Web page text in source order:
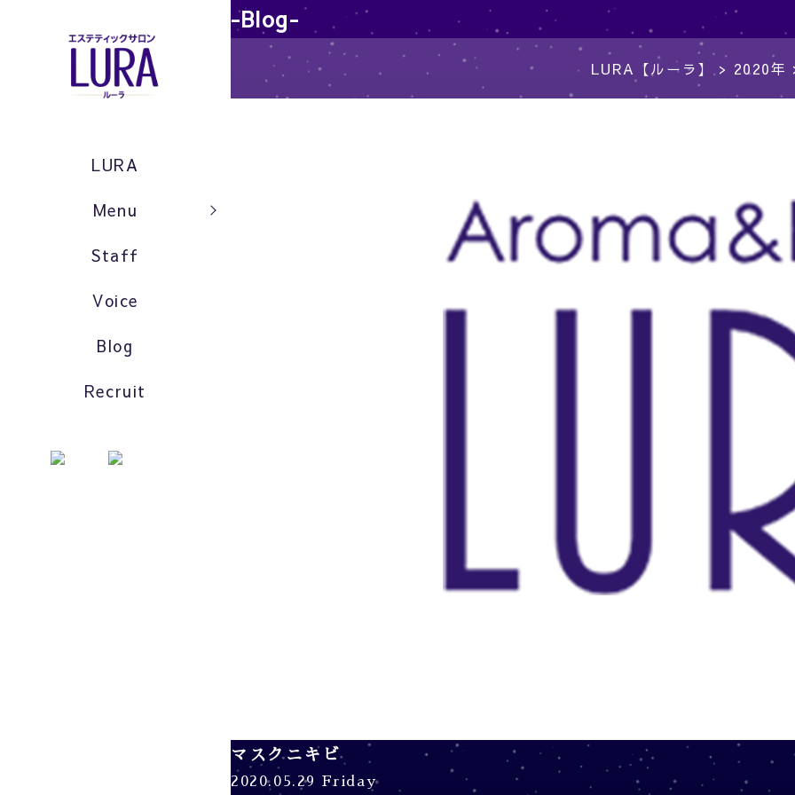
LURA
Menu
Staff
Voice
Blog
Recruit
-Blog-
LURA【ルーラ】 > 2020年
マスクニキビ
2020.05.29 Friday